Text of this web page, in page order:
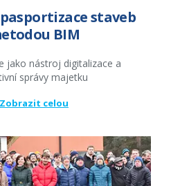
staveb
BIM
jako nástroj digitalizace a
správy majetku
Zobrazit celou